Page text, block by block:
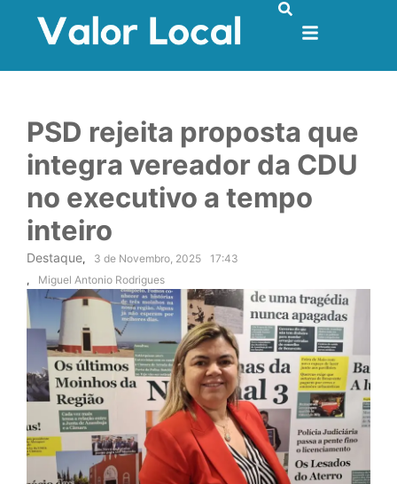
PSD rejeita proposta que
integra vereador da CDU
no executivo a tempo
inteiro
Destaque, 3 de Novembro, 2025
17:43
,
Miguel Antonio Rodrigues